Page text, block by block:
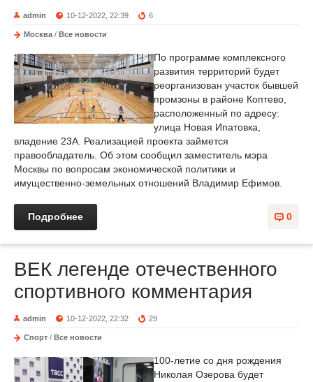
admin 10-12-2022, 22:39 6
Москва / Все новости
По программе комплексного
развития территорий будет
реорганизован участок бывшей
промзоны в районе Коптево,
расположенный по адресу:
улица Новая Ипатовка,
владение 23А. Реализацией проекта займется
правообладатель. Об этом сообщил заместитель мэра
Москвы по вопросам экономической политики и
имущественно-земельных отношений Владимир Ефимов.
0
Подробнее
ВЕК легенде отечественного
спортивного комментария
admin 10-12-2022, 22:32 29
Спорт / Все новости
100-летие со дня рождения
Николая Озерова будет